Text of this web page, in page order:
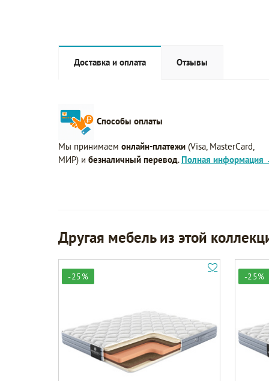
Доставка и оплата Отзывы
Способы оплаты
Мы принимаем онлайн-платежи (Visa, MasterCard,
МИР) и безналичный перевод. Полная
Другая мебель из этой
-25% -25%